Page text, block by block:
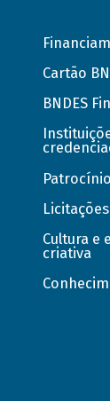
Cartão
BNDES
Licitações
Cultura e
criativa